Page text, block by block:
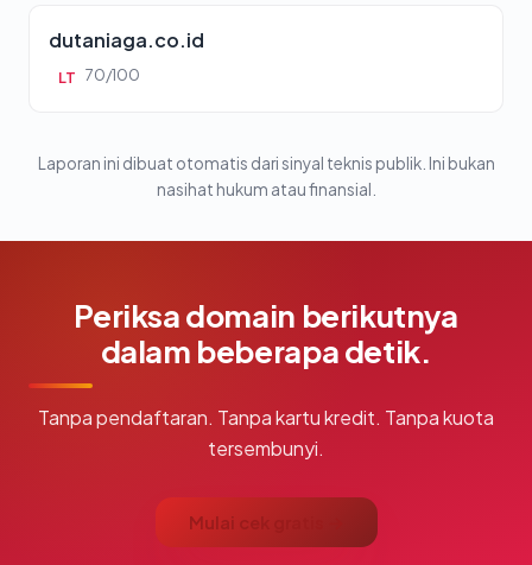
dutaniaga.co.id
LT 70/100
Laporan ini dibuat otomatis dari sinyal teknis publik. Ini bukan
nasihat hukum atau finansial.
Periksa domain berikutnya
dalam beberapa detik.
Tanpa pendaftaran. Tanpa kartu kredit. Tanpa kuota
tersembunyi.
Mulai cek gratis →